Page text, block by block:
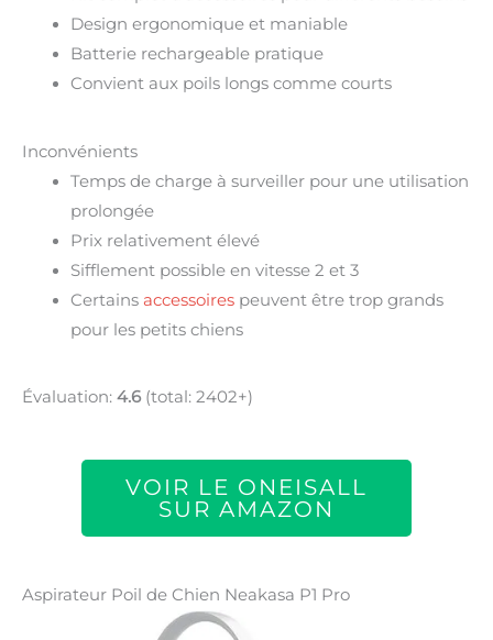
Design ergonomique et maniable
Batterie rechargeable pratique
Convient aux poils longs comme courts
Inconvénients
Temps de charge à surveiller pour une utilisation
prolongée
Prix relativement élevé
Sifflement possible en vitesse 2 et 3
Certains accessoirespeuvent être trop grands
pour les petits chiens
Évaluation: 4.6(total: 2402+)
VOIR LE ONEISALL
SUR AMAZON
Aspirateur Poil de Chien Neakasa P1 Pro